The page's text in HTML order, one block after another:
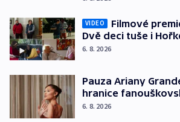
VIDEO
Filmové
Dvě deci tuše i
6. 8. 2026
Pauza Ariany
hranice
6. 8. 2026